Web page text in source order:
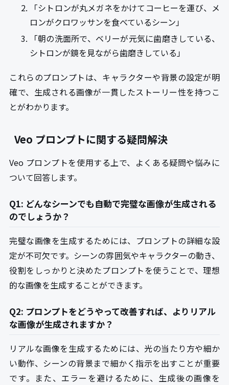
「シトロンが丸メガネをかけてコーヒーを運び、メ
ロンがクロワッサンを食べているシーン」
「朝の洗面所で、ベリーが元気に歯磨きしている、
シトロンが鏡を見ながら歯磨きしている」
これらのプロンプトは、キャラクターや背景の設定が明
確で、生成される画像が一貫したストーリー性を持つこ
とがわかります。
Veo プロンプトに関する疑問解決
Veo プロンプトを使用する上で、よくある疑問や悩みに
ついて回答します。
Q1: どんなシーンでも自動で完璧な画像が生成される
のでしょうか？
完璧な画像を生成するためには、プロンプトの詳細な設
定が不可欠です。シーンの雰囲気やキャラクターの動き、
役割をしっかりと決めたプロンプトを使うことで、理想
的な画像を生成することができます。
Q2: プロンプトをどうやって改善すれば、よりリアル
な画像が生成されますか？
リアルな画像を生成するためには、光の当たり方や細か
い動作、シーンの背景まで細かく指示を出すことが重要
です。また、エラーを避けるために、生成後の画像を